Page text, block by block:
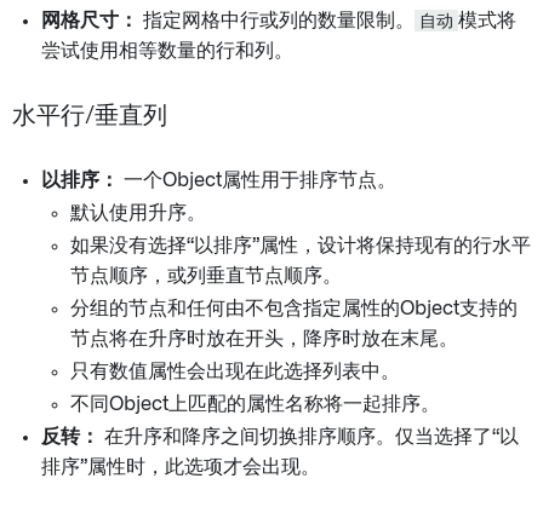
网格尺寸：
指定网格中行或列的数量限制。 自动 模式将
尝试使用相等数量的行和列。
水平行/垂直列
以排序：
一个Object属性用于排序节点。
默认使用升序。
如果没有选择“以排序”属性，设计将保持现有的行水平
节点顺序，或列垂直节点顺序。
分组的节点和任何由不包含指定属性的Object支持的
节点将在升序时放在开头，降序时放在末尾。
只有数值属性会出现在此选择列表中。
不同Object上匹配的属性名称将一起排序。
反转：
在升序和降序之间切换排序顺序。仅当选择了“以
排序”属性时，此选项才会出现。